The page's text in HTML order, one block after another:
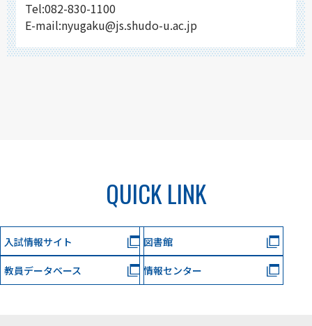
Tel:082-830-1100
E-mail:nyugaku@js.shudo-u.ac.jp
QUICK LINK
入試情報サイト 図書館
教員データベース 情報センター